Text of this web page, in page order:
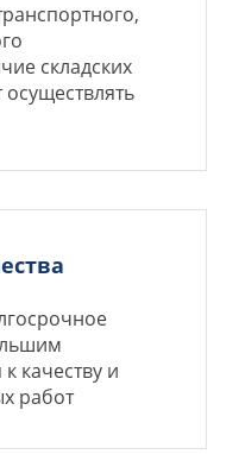
складских
качеству и
работ